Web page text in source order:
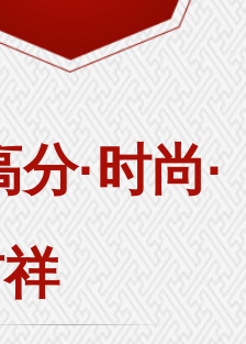
分·时尚·